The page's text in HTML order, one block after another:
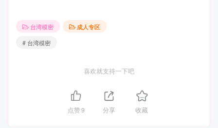
台湾模密
成人专区
# 台湾模密
喜欢就支持一下吧
点赞9 分享 收藏